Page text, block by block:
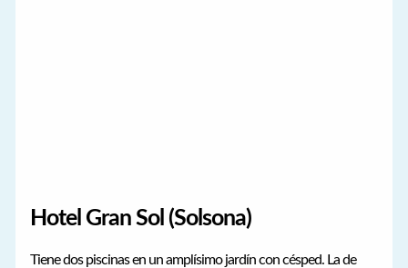
Hotel Gran Sol (Solsona)
Tiene dos piscinas en un amplísimo jardín con césped. La de